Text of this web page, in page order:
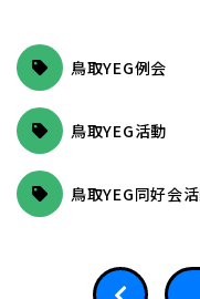
鳥取YEG例会
鳥取YEG活動
鳥取YEG同好会